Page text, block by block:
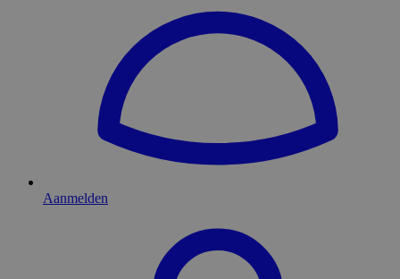
Aanmelden